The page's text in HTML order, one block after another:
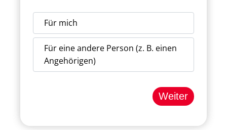
Für mich
Für eine andere Person (z. B. einen
Angehörigen)
Weiter